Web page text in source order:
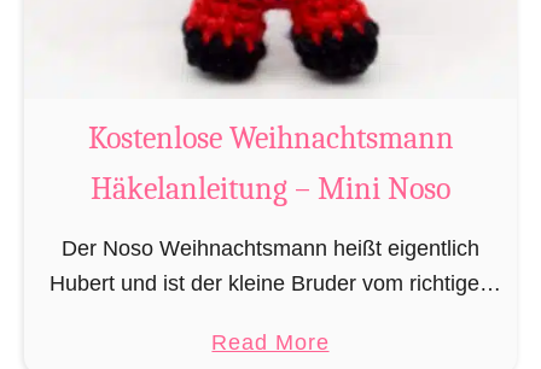
i
B
i
e
r
ä
k
Kostenlose Weihnachtsmann
Häkelanleitung – Mini Noso
Der Noso Weihnachtsmann heißt eigentlich
Hubert und ist der kleine Bruder vom richtigen
durch seine Größe, für das knacken der
Read Morea